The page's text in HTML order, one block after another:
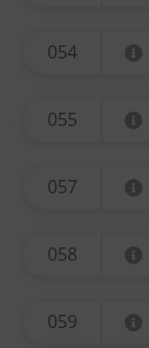
054
055
057
058
059